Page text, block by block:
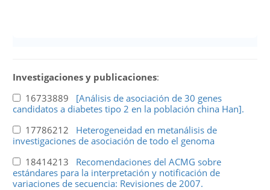
Investigaciones y publicaciones:
16733889 [Análisis de asociación de 30 genes
candidatos a diabetes tipo 2 en la población china Han].
17786212 Heterogeneidad en metanálisis de
investigaciones de asociación de todo el genoma
18414213 Recomendaciones del ACMG sobre
estándares para la interpretación y notificación de
variaciones de secuencia: Revisiones de 2007.